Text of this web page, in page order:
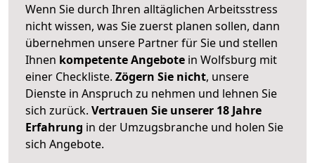
Wenn Sie durch Ihren alltäglichen Arbeitsstress
nicht wissen, was Sie zuerst planen sollen, dann
übernehmen unsere Partner für Sie und stellen
Ihnen kompetente Angebote in Wolfsburg mit
einer Checkliste. Zögern Sie nicht, unsere
Dienste in Anspruch zu nehmen und lehnen Sie
sich zurück. Vertrauen Sie unserer 18 Jahre
Erfahrung in der Umzugsbranche und holen Sie
sich Angebote.